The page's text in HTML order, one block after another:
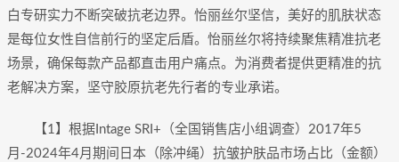
白专研实力不断突破抗老边界。怡丽丝尔坚信，美好的肌肤状态
是每位女性自信前行的坚定后盾。怡丽丝尔将持续聚焦精准抗老
场景，确保每款产品都直击用户痛点。为消费者提供更精准的抗
老解决方案，坚守胶原抗老先行者的专业承诺。
【1】根据Intage SRI+（全国销售店小组调查）2017年5
月-2024年4月期间日本（除冲绳）抗皱护肤品市场占比（金额）